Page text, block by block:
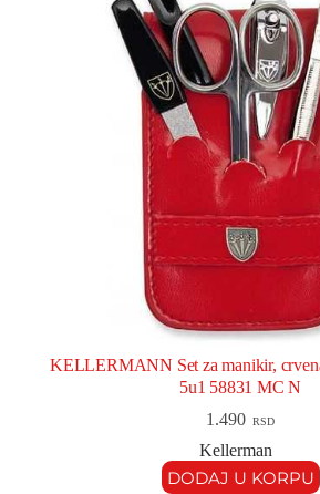
KELLERMANN Set za manikir,
5u1 58831 MC N
1.490 RSD
Kellerman
DODAJ U KORPU